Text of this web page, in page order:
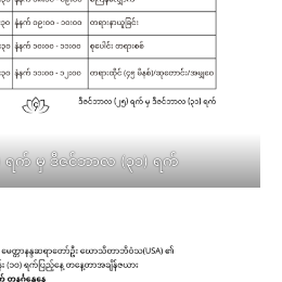
ရက် မှ ဒီဇင်ဘာလ (၃၁) ရက်